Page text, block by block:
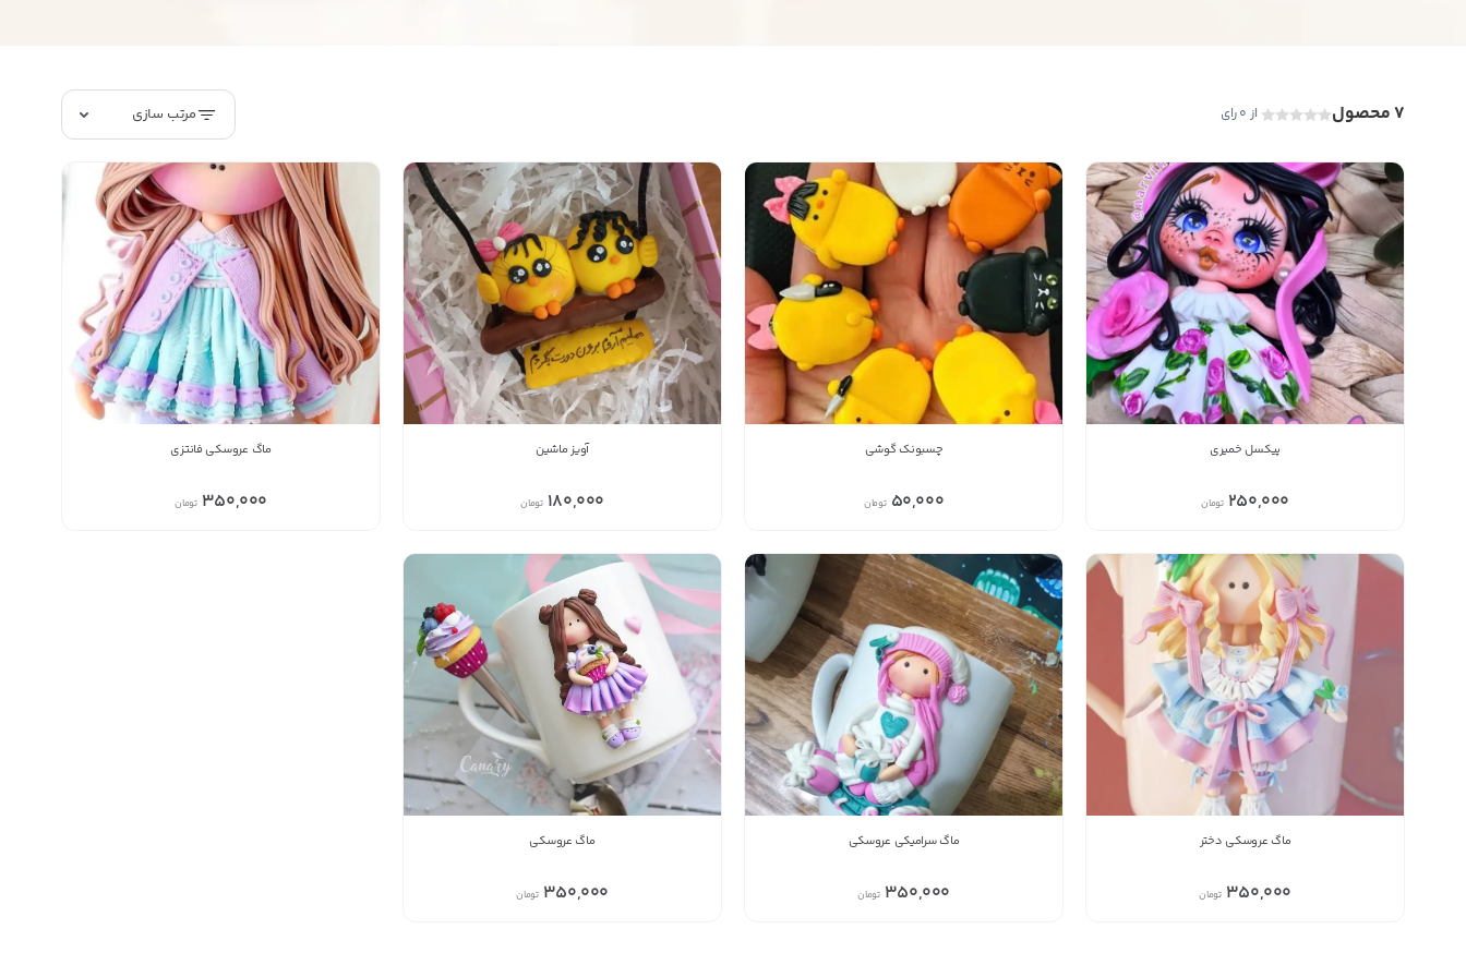
7 محصول از 0 رای مرتب سازی
پیکسل خمیری
250,000 تومان
چسبونک گوشی
50,000 تومان
آویز ماشین
180,000 تومان
ماگ عروسکی فانتزی
350,000 تومان
ماگ عروسکی دختر
350,000 تومان
ماگ سرامیکی عروسکی
350,000 تومان
ماگ عروسکی
350,000 تومان
بستن
اطلاعات تماس
پخش عمده ماگ عروسکی زیبا
شماره تماس کپی 09164451186
راه های دیگر ارتباطی
پیام در واتس‌اپ
و صحت موارد ذکر شده بر عهده فرد آگهی دهنده می باشد.